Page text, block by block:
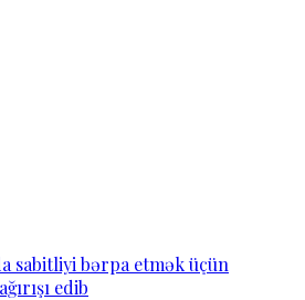
sabitliyi bərpa etmək üçün
edib